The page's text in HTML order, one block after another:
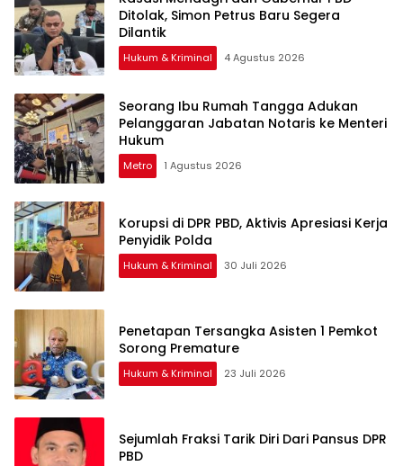
Ditolak, Simon Petrus Baru Segera
Dilantik
Hukum & Kriminal 4 Agustus 2026
Seorang Ibu Rumah Tangga Adukan
Pelanggaran Jabatan Notaris ke Menteri
Hukum
Metro 1 Agustus 2026
Korupsi di DPR PBD, Aktivis Apresiasi Kerja
Penyidik Polda
Hukum & Kriminal 30 Juli 2026
Penetapan Tersangka Asisten 1 Pemkot
Sorong Premature
Hukum & Kriminal 23 Juli 2026
Sejumlah Fraksi Tarik Diri Dari Pansus DPR
PBD